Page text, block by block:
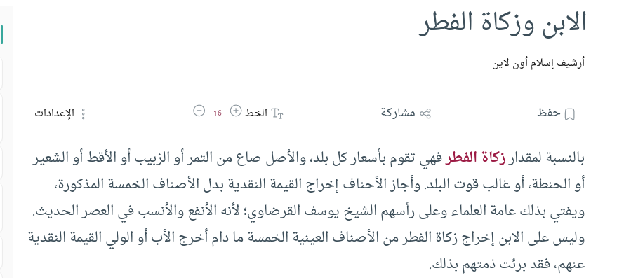
الابن وزكاة الفطر
أرشيف إسلام أون لاين
حفظ مشاركة الخطزيادة حجم الخط
16 تقليل حجم الخط الإعدادات
بالنسبة لمقدارزكاة الفطرفهي تقوم بأسعار كل بلد، والأصل صاع من التمر أو الزبيب أو الأقط أو الشعير
أو الحنطة، أو غالب قوت البلد. وأجاز الأحناف إخراج القيمة النقدية بدل الأصناف الخمسة المذكورة،
ويفتي بذلك عامة العلماء وعلى رأسهم الشيخ يوسف القرضاوي؛ لأنه الأنفع والأنسب في العصر الحديث.
وليس على الابن إخراج زكاة الفطر من الأصناف العينية الخمسة ما دام أخرج الأب أو الولي القيمة النقدية
عنهم، فقد برئت ذمتهم بذلك.